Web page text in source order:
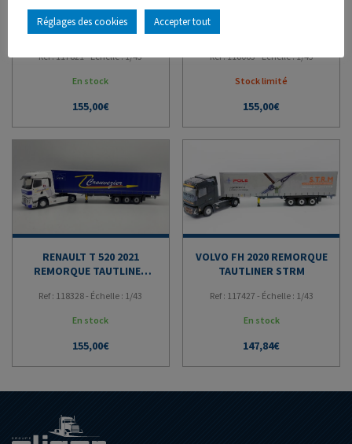
DAF XG BENNE CEREALIERE
MAUFFREY
Ref : 117821 - Échelle : 1/43
En stock
155,00€
RENAULT T 2021 OLEO 100
REMORQUE TAUTLINER
Ref : 118063 - Échelle : 1/43
Stock limité
155,00€
RENAULT T 520 2021
REMORQUE TAUTLINER
CROUVEZIER
Ref : 118328 - Échelle : 1/43
En stock
155,00€
VOLVO FH 2020 REMORQUE
TAUTLINER STRM
Ref : 117427 - Échelle : 1/43
En stock
147,84€
Réglages des cookies Accepter tout